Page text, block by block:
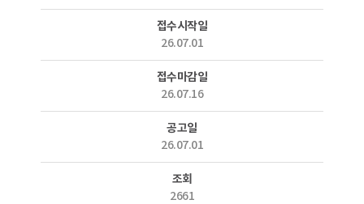
접수시작일
26.07.01
접수마감일
26.07.16
공고일
26.07.01
조회
2661